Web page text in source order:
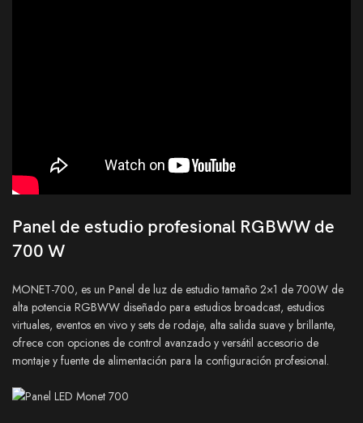
Panel de estudio profesional RGBWW de
700 W
MONET-700, es un Panel de luz de estudio tamaño 2×1 de 700W de
alta potencia RGBWW diseñado para estudios broadcast, estudios
virtuales, eventos en vivo y sets de rodaje, alta salida suave y brillante,
ofrece con opciones de control avanzado y versátil accesorio de
montaje y fuente de alimentación para la configuración profesional.